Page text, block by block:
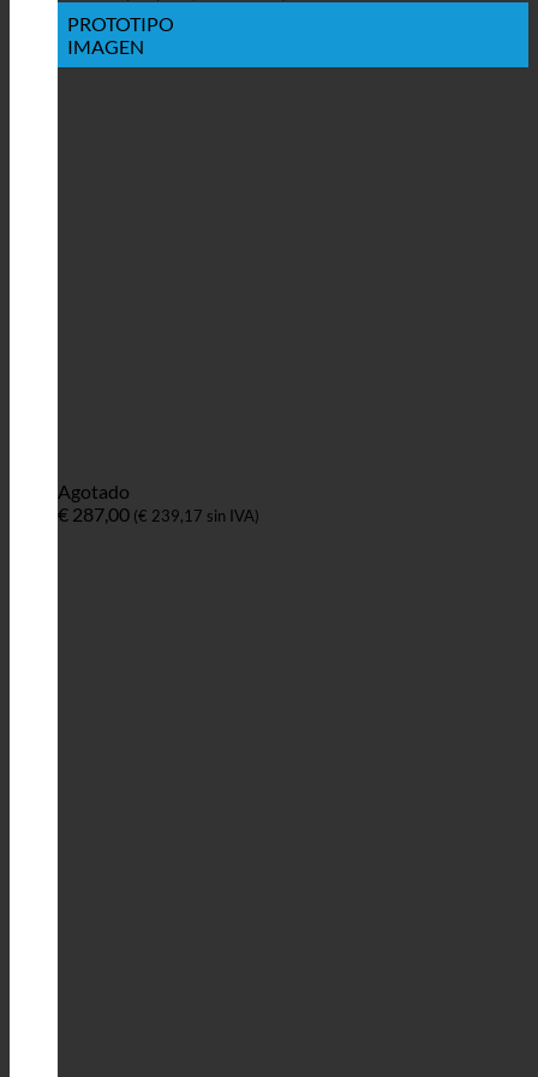
PROTOTIPO
IMAGEN
Agotado
€ 287,00 (€ 239,17 sin IVA)